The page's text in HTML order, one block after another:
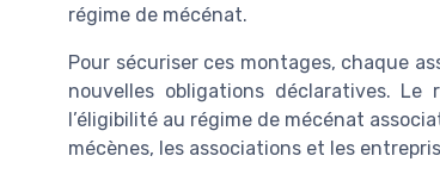
régime de mécénat.
Pour sécuriser ces montages, chaque
nouvelles obligations déclaratives.
l’éligibilité au régime de mécénat
mécènes, les associations et les